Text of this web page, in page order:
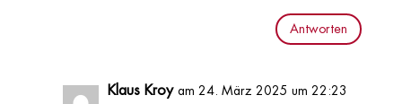
Antworten
Klaus Kroy am 24. März 2025 um 22:23